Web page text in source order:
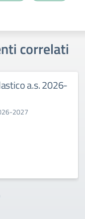
correlati
a.s. 2026-
2027